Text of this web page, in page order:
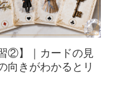
②】｜カードの見
向きがわかるとリ